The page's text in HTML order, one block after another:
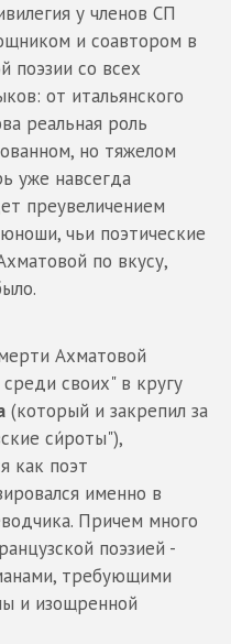
у членов СП
и соавтором в
поэзии со всех
от итальянского
реальная роль
но тяжелом
уже навсегда
преувеличением
чьи поэтические
по вкусу,
Ахматовой
своих" в кругу
(который и закрепил за
си́роты"),
как поэт
именно в
Причем много
поэзией -
требующими
и изощренной